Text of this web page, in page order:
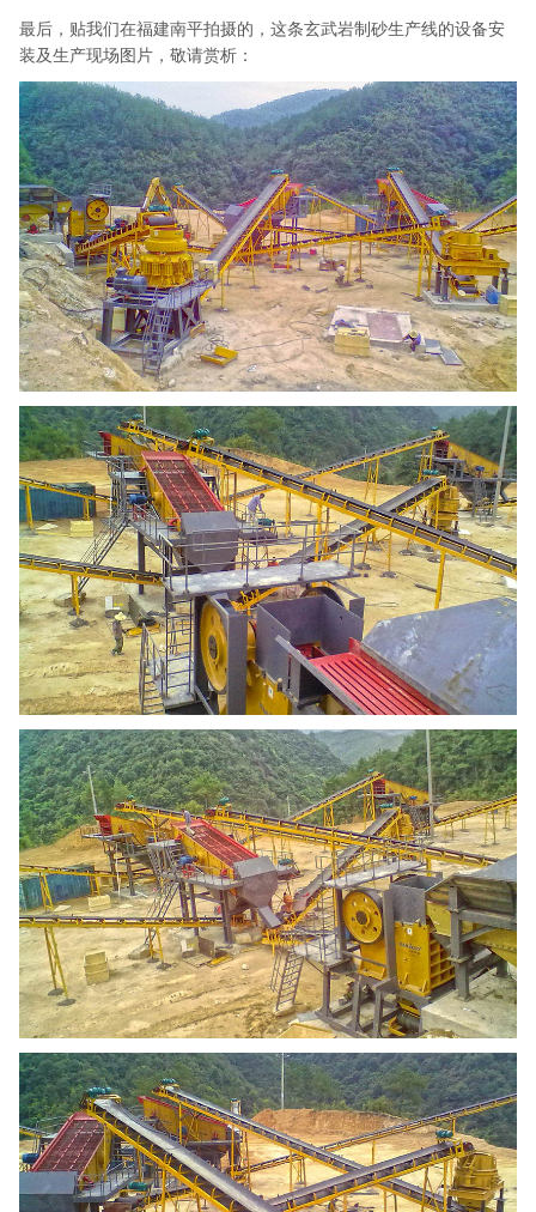
最后，贴我们在福建南平拍摄的，这条玄武岩制砂生产线的设备安
装及生产现场图片，敬请赏析：